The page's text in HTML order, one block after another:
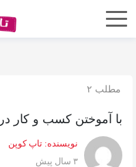
اشتراک
از
روش‌های
زیر
مطلب ۲
با آموختن کسب و کار
نویسنده: تاپ کوپن
۳ سال پیش